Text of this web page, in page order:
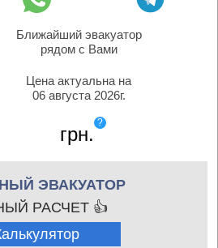
Ближайший эвакуатор
рядом с Вами
Цена актуальна на
06 августа 2026г.
грн.
?
ЭВАКУАТОР
РАСЧЕТ 👍